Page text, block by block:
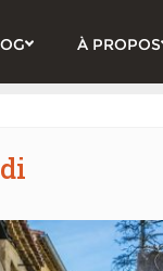
À PROPOS